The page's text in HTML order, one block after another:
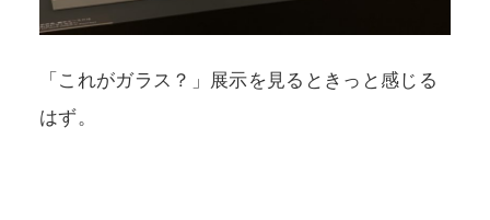
「これがガラス？」展示を見るときっと感じる
はず。